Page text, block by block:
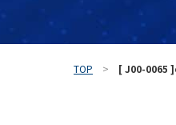
TOP [ J00-0065 ]